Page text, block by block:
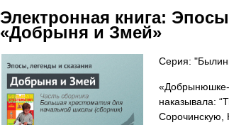
Электронная книга:
«Добрыня и Змей»
Серия:
«Добрынюшке-
наказывала:
Сорочинскую,